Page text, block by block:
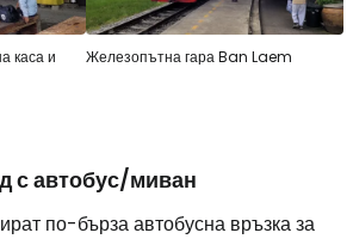
каса и
Железопътна гара Ban Laem
с автобус/миван
по-бърза автобусна връзка за